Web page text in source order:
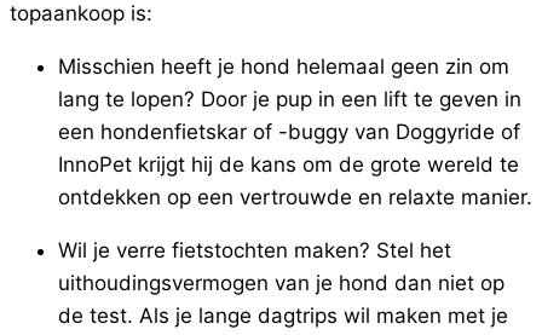
topaankoop is:
Misschien heeft je hond helemaal geen zin om
lang te lopen? Door je pup in een lift te geven in
een hondenfietskar of -buggy van Doggyride of
InnoPet krijgt hij de kans om de grote wereld te
ontdekken op een vertrouwde en relaxte manier.
Wil je verre fietstochten maken? Stel het
uithoudingsvermogen van je hond dan niet op
de test. Als je lange dagtrips wil maken met je